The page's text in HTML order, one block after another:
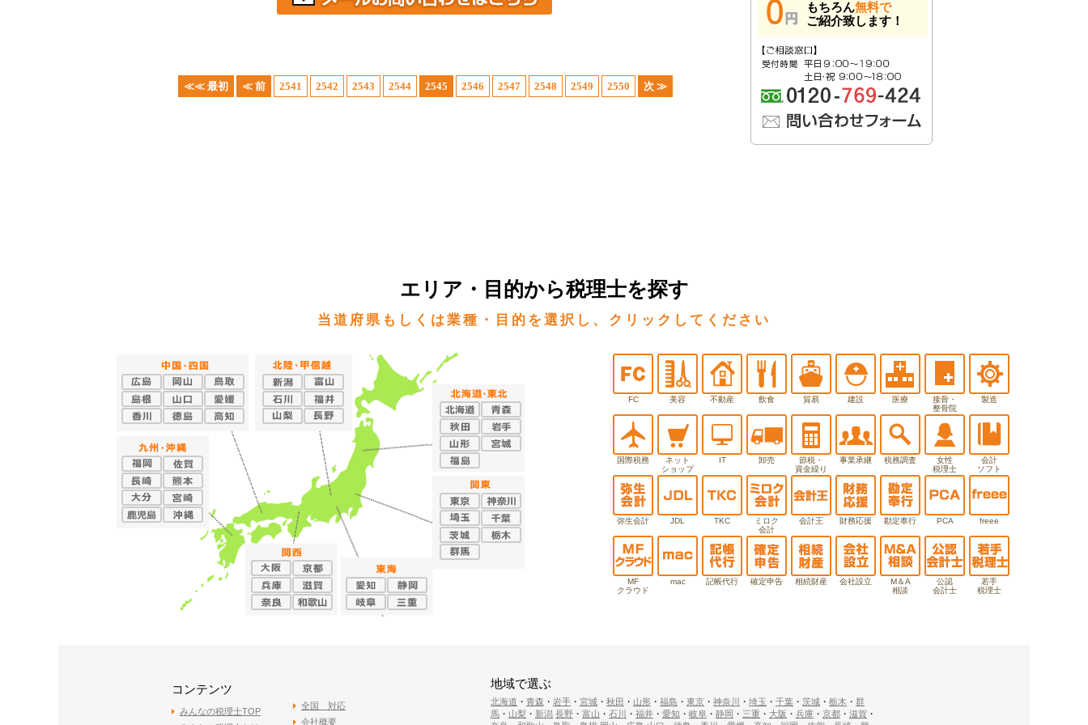
≪≪ 最初 ≪ 前 2541 2542 2543 2544 2545 2546 2547 2548 2549 2550 次 ≫
もちろん無料で
ご紹介致します！
エリア・目的から税理士を探す
当道府県もしくは業種・目的を選択し、クリックしてください
FC 美容 不動産 飲食 貿易 建設 医療
接骨・
整骨院
製造
国際税務
ネット
ショップ
IT 卸売
節税・
資金繰り
事業承継 税務調査
女性
税理士
会計
ソフト
弥生会計 JDL TKC
ミロク
会計
会計王 財務応援 勘定奉行 PCA freee
MF
クラウド
mac 記帳代行 確定申告 相続財産 会社設立
M＆A
相談
公認
会計士
若手
税理士
コンテンツ
みんなの税理士TOP
全国 対応
会社概要
地域で選ぶ
北海道 ・ 青森 ・ 岩手 ・ 宮城 ・ 秋田 ・ 山形 ・ 福島 ・ 東京 ・ 神奈川 ・ 埼玉 ・ 千葉 ・ 茨城 ・ 栃木 ・ 群
馬 ・ 山梨 ・ 新潟 長野 ・ 富山 ・ 石川 ・ 福井 ・ 愛知 ・ 岐阜 ・ 静岡 ・ 三重 ・ 大阪 ・ 兵庫 ・ 京都 ・ 滋賀 ・